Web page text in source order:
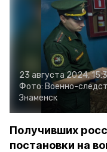
23 августа 2024,
Фото: Военно-
Знаменск
Получивших
постановки на